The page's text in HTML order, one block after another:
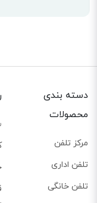
مناسب در کنار طراحی ساده،
ثانیه پشتیبانی می‌کند. این
شبکه‌های اجتماعی و حتی
دسته بندی
محصولات
مرکز تلفن
تلفن اداری
تلفن خانگی